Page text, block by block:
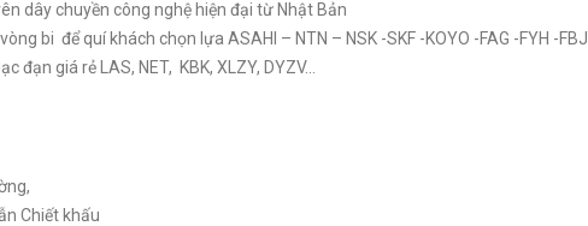
dây chuyền công nghệ hiện đại từ Nhật Bản
bi để quí khách chọn lựa ASAHI – NTN – NSK -SKF -KOYO -FAG -FYH -FBJ
đạn giá rẻ LAS, NET, KBK, XLZY, DYZV…
Chiết khấu